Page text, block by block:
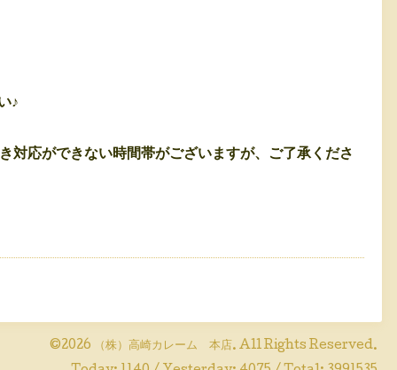
♪
応ができない時間帯がございますが、ご了承くださ
©2026 （株）高崎カレーム 本店. All Rights Reserved.